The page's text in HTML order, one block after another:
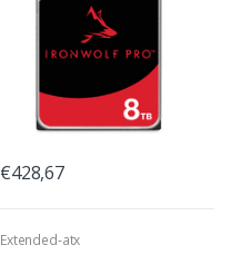
€428,67
Extended-atx